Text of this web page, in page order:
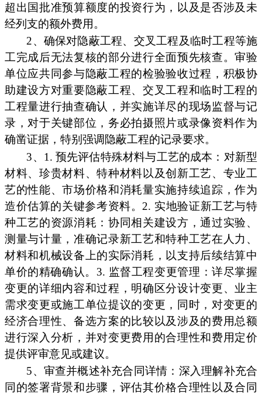
超出国批准预算额度的投资行为，以及是否涉及未
经列支的额外费用。
2、确保对隐蔽工程、交叉工程及临时工程等施
工完成后无法复核的部分进行全面预先核查。审验
单位应共同参与隐蔽工程的检验验收过程，积极协
助建设方对重要隐蔽工程、交叉工程和临时工程的
工程量进行抽查确认，并实施详尽的现场监督与记
录，对于关键部位，务必拍摄照片或录像资料作为
确凿证据，特别强调隐蔽工程的记录要求。
3、1. 预先评估特殊材料与工艺的成本：对新型
材料、珍贵材料、特种材料以及创新工艺、专业工
艺的性能、市场价格和消耗量实施持续追踪，作为
造价估算的关键参考资料。2. 实地验证新工艺与特
种工艺的资源消耗：协同相关建设方，通过实验、
测量与计量，准确记录新工艺和特种工艺在人力、
材料和机械设备上的实际消耗，以支持后续结算中
单价的精确确认。3. 监督工程变更管理：详尽掌握
变更的详细内容和过程，明确区分设计变更、业主
需求变更或施工单位提议的变更，同时，对变更的
经济合理性、备选方案的比较以及涉及的费用总额
进行深入分析，并对变更费用的合理性和费用定价
提供评审意见或建议。
5、审查并概述补充合同详情：深入理解补充合
同的签署背景和步骤，评估其价格合理性以及合同